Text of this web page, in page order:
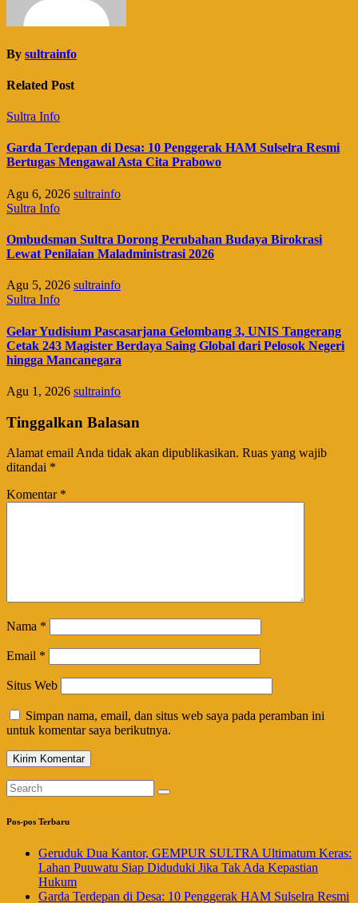
By sultrainfo
Related Post
Sultra Info
Garda Terdepan di Desa: 10 Penggerak HAM Sulselra Resmi
Bertugas Mengawal Asta Cita Prabowo
Agu 6, 2026 sultrainfo
Sultra Info
Ombudsman Sultra Dorong Perubahan Budaya Birokrasi
Lewat Penilaian Maladministrasi 2026
Agu 5, 2026 sultrainfo
Sultra Info
Gelar Yudisium Pascasarjana Gelombang 3, UNIS Tangerang
Cetak 243 Magister Berdaya Saing Global dari Pelosok Negeri
hingga Mancanegara
Agu 1, 2026 sultrainfo
Tinggalkan Balasan
Alamat email Anda tidak akan dipublikasikan. Ruas yang wajib
ditandai *
Komentar *
Nama *
Email *
Situs Web
Simpan nama, email, dan situs web saya pada peramban ini
untuk komentar saya berikutnya.
Pos-pos Terbaru
Geruduk Dua Kantor, GEMPUR SULTRA Ultimatum Keras:
Lahan Puuwatu Siap Diduduki Jika Tak Ada Kepastian
Hukum
Garda Terdepan di Desa: 10 Penggerak HAM Sulselra Resmi